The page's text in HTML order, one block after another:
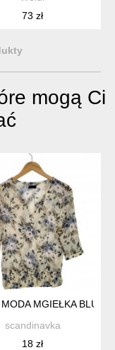
73 zł
mogą Ci
MGIEŁKA
scandinavka
18 zł